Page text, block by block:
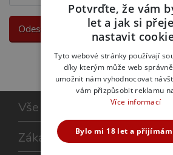
Vše o nákupu
Zákaznická péče
Potvrďte, že vám
let a jak si
nastavit
Tyto webové stránky používají
díky kterým může web
umožnit nám vyhodnocovat
vám přizpůsobit reklamu
Více informací
Bylo mi 18 let a přijímám